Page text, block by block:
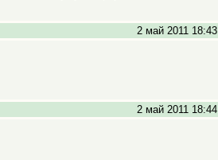
2 май 2011 18:43
2 май 2011 18:44